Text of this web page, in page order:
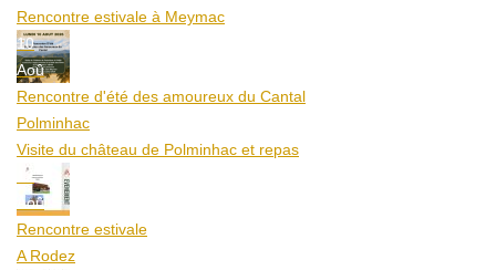
Rencontre estivale à Meymac
10
Aoû
Rencontre d'été des amoureux du Cantal
Polminhac
Visite du château de Polminhac et repas
12
Aoû
Rencontre estivale
A Rodez